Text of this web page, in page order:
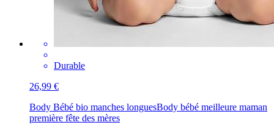
Durable
26,99 €
Body Bébé bio manches longuesBody bébé meilleure maman
première fête des mères